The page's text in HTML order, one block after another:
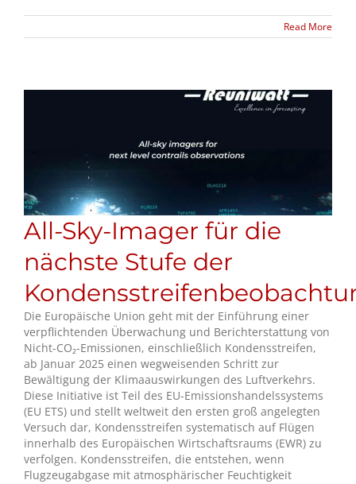
Read More
All-Sky-Imager für die
nächste Stufe der
Die Europäische Union geht mit der Einführung einer
verpflichtenden Überwachung und Berichterstattung von
Nicht-CO₂-Emissionen, einschließlich Kondensstreifen,
ab Januar 2025 einen wegweisenden Schritt zur
Bewältigung der Klimaauswirkungen des Luftverkehrs.
Diese Initiative ist Teil des EU-Emissionshandelssystems
(EU ETS) und stellt weltweit den ersten groß angelegten
Versuch dar, Kondensstreifen systematisch auf Flügen
innerhalb des Europäischen Wirtschaftsraums (EWR) zu
verfolgen. Kondensstreifen, die entstehen, wenn
Flugzeugabgase mit atmosphärischer Feuchtigkeit